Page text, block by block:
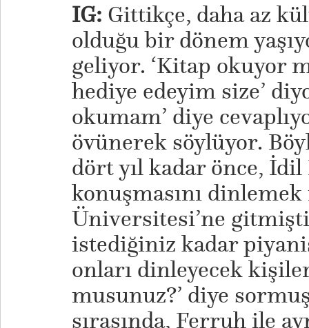
IG: Gittikçe, daha az
olduğu bir dönem
geliyor. ‘Kitap okuyor
hediye edeyim size’
okumam’ diye
övünerek söylüyor.
dört yıl kadar önce,
konuşmasını
Üniversitesi’ne
istediğiniz kadar
onları dinleyecek
musunuz?’ diye
sırasında, Ferruh ile